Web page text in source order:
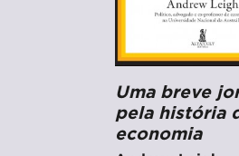
Uma breve
pela história
economia